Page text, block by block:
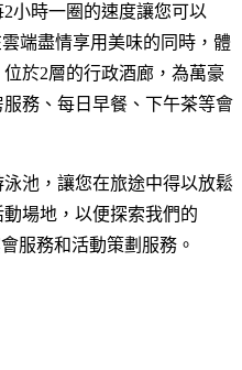
小時一圈的速度讓您可以
端盡情享用美味的同時，體
於2層的行政酒廊，為萬豪
務、每日早餐、下午茶等會
池，讓您在旅途中得以放鬆
場地，以便探索我們的
服務和活動策劃服務。